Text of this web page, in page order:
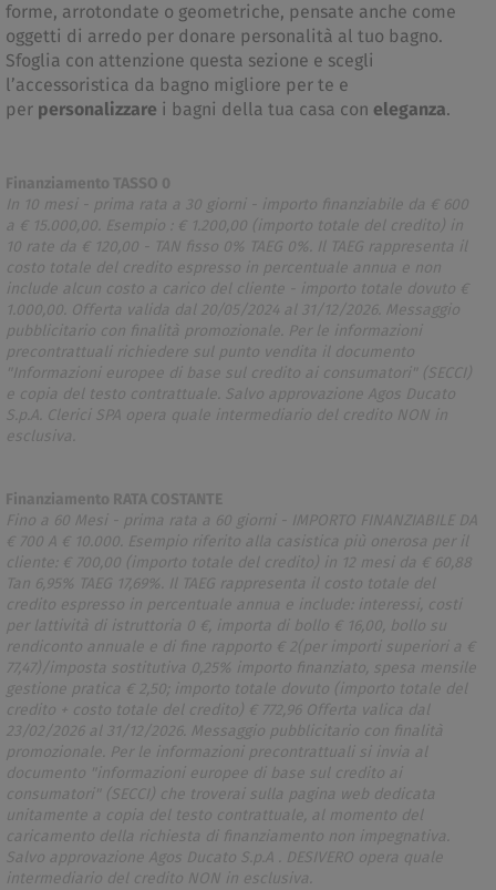
forme, arrotondate o geometriche, pensate anche come
oggetti di arredo per donare personalità al tuo bagno.
Sfoglia con attenzione questa sezione e scegli
l’accessoristica da bagno migliore per te e
per personalizzare i bagni della tua casa con eleganza.
Finanziamento TASSO 0
In 10 mesi - prima rata a 30 giorni - importo finanziabile da € 600
a € 15.000,00. Esempio : € 1.200,00 (importo totale del credito) in
10 rate da € 120,00 - TAN fisso 0% TAEG 0%. Il TAEG rappresenta il
costo totale del credito espresso in percentuale annua e non
include alcun costo a carico del cliente - importo totale dovuto €
1.000,00. Offerta valida dal 20/05/2024 al 31/12/2026. Messaggio
pubblicitario con finalità promozionale. Per le informazioni
precontrattuali richiedere sul punto vendita il documento
"Informazioni europee di base sul credito ai consumatori" (SECCI)
e copia del testo contrattuale. Salvo approvazione Agos Ducato
S.p.A. Clerici SPA opera quale intermediario del credito NON in
esclusiva.
Finanziamento RATA COSTANTE
Fino a 60 Mesi - prima rata a 60 giorni - IMPORTO FINANZIABILE DA
€ 700 A € 10.000. Esempio riferito alla casistica più onerosa per il
cliente: € 700,00 (importo totale del credito) in 12 mesi da € 60,88
Tan 6,95% TAEG 17,69%. Il TAEG rappresenta il costo totale del
credito espresso in percentuale annua e include: interessi, costi
per lattività di istruttoria 0 €, importa di bollo € 16,00, bollo su
rendiconto annuale e di fine rapporto € 2(per importi superiori a €
77,47)/imposta sostitutiva 0,25% importo finanziato, spesa mensile
gestione pratica € 2,50; importo totale dovuto (importo totale del
credito + costo totale del credito) € 772,96 Offerta valica dal
23/02/2026 al 31/12/2026. Messaggio pubblicitario con finalità
promozionale. Per le informazioni precontrattuali si invia al
documento "informazioni europee di base sul credito ai
consumatori" (SECCI) che troverai sulla pagina web dedicata
unitamente a copia del testo contrattuale, al momento del
caricamento della richiesta di finanziamento non impegnativa.
Salvo approvazione Agos Ducato S.p.A . DESIVERO opera quale
intermediario del credito NON in esclusiva.